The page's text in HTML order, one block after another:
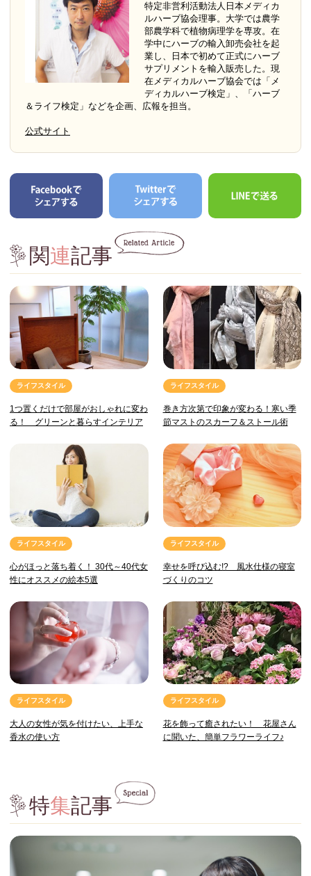
特定非営利活動法人日本メディカ
ルハーブ協会理事。大学では農学
部農学科で植物病理学を専攻。在
学中にハーブの輸入卸売会社を起
業し、日本で初めて正式にハーブ
サプリメントを輸入販売した。現
在メディカルハーブ協会では「メ
ディカルハーブ検定」、「ハーブ
＆ライフ検定」などを企画、広報を担当。
公式サイト
関連記事
ライフスタイル
1つ置くだけで部屋がおしゃれに変わ
る！ グリーンと暮らすインテリア
ライフスタイル
巻き方次第で印象が変わる！寒い季
節マストのスカーフ＆ストール術
ライフスタイル
心がほっと落ち着く！ 30代～40代女
性にオススメの絵本5選
ライフスタイル
幸せを呼び込む!? 風水仕様の寝室
づくりのコツ
ライフスタイル
大人の女性が気を付けたい、上手な
香水の使い方
ライフスタイル
花を飾って癒されたい！ 花屋さん
に聞いた、簡単フラワーライフ♪
特集記事